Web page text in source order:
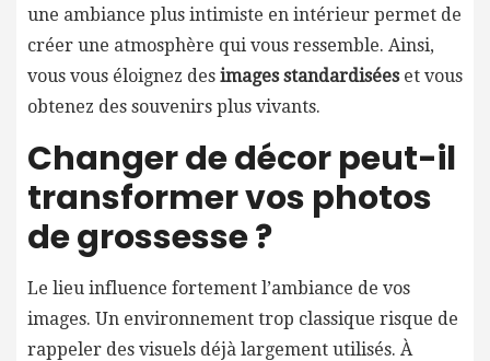
une ambiance plus intimiste en intérieur permet de
créer une atmosphère qui vous ressemble. Ainsi,
vous vous éloignez des images standardiséeset vous
obtenez des souvenirs plus vivants.
Changer de décor peut-il
transformer vos photos
de grossesse ?
Le lieu influence fortement l’ambiance de vos
images. Un environnement trop classique risque de
rappeler des visuels déjà largement utilisés. À